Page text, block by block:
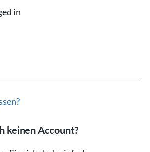
in
keinen Account?